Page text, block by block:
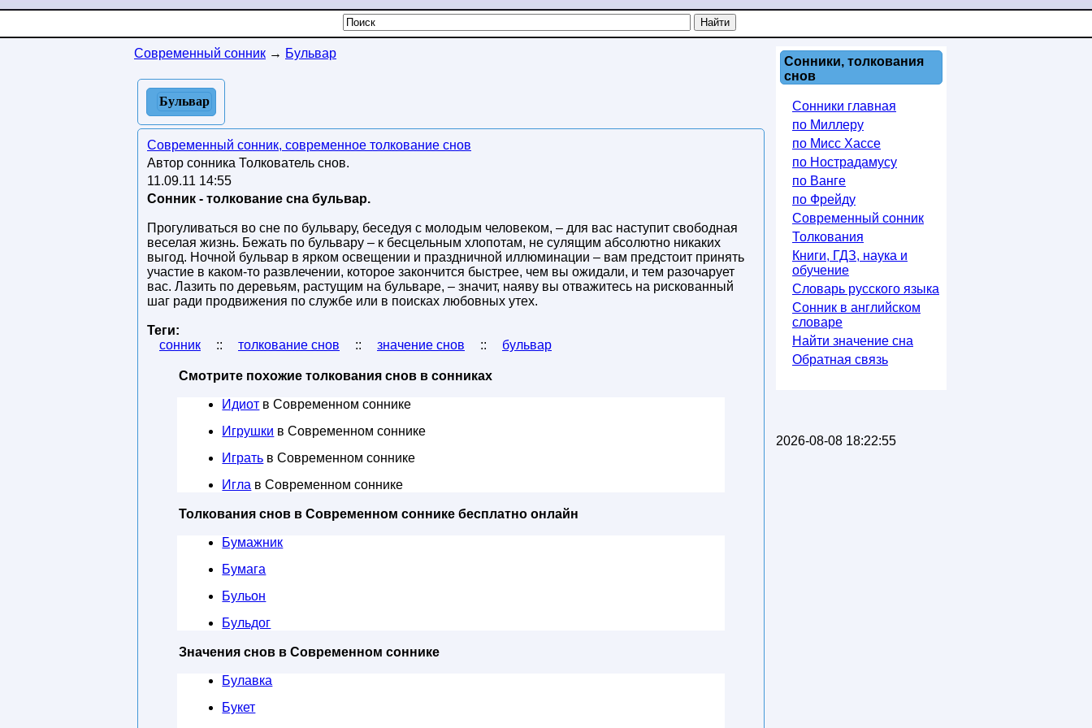
Современный сонник → Бульвар
Бульвар
Современный сонник, современное толкование снов
Автор сонника Толкователь снов.
11.09.11 14:55
Сонник - толкование сна бульвар.
Прогуливаться во сне по бульвару, беседуя с молодым человеком, – для вас наступит свободная
веселая жизнь. Бежать по бульвару – к бесцельным хлопотам, не сулящим абсолютно никаких
выгод. Ночной бульвар в ярком освещении и праздничной иллюминации – вам предстоит принять
участие в каком-то развлечении, которое закончится быстрее, чем вы ожидали, и тем разочарует
вас. Лазить по деревьям, растущим на бульваре, – значит, наяву вы отважитесь на рискованный
шаг ради продвижения по службе или в поисках любовных утех.
Теги:
сонник
:: толкование снов :: значение снов :: бульвар
Смотрите похожие толкования снов в сонниках
Идиот в Современном соннике
Игрушки в Современном соннике
Играть в Современном соннике
Игла в Современном соннике
Толкования снов в Современном соннике бесплатно онлайн
Бумажник
Бумага
Бульон
Бульдог
Значения снов в Современном соннике
Булавка
Букет
Сонники, толкования
снов
Сонники главная
по Миллеру
по Мисс Хассе
по Нострадамусу
по Ванге
по Фрейду
Современный сонник
Толкования
Книги, ГДЗ, наука и
обучение
Словарь русского языка
Сонник в английском
словаре
Найти значение сна
Обратная связь
2026-08-08 18:22:55